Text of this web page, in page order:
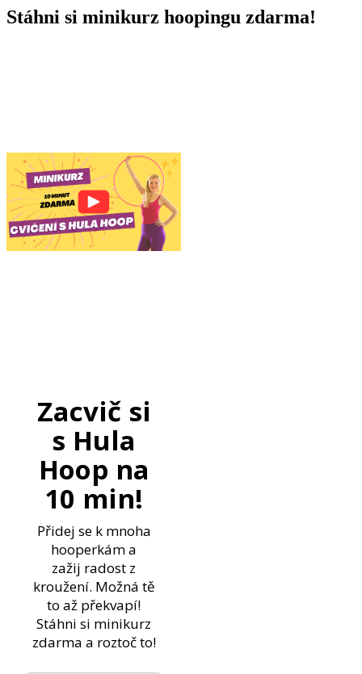
Stáhni si minikurz hoopingu zdarma!
Zacvič si
s Hula
Hoop na
10 min!
Přidej se k mnoha
hooperkám a
zažij radost z
kroužení. Možná tě
to až překvapí!
Stáhni si minikurz
zdarma a roztoč to!